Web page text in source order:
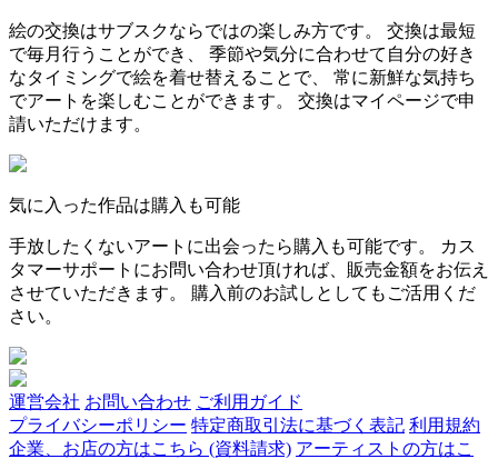
絵の交換はサブスクならではの楽しみ方です。 交換は最短
で毎月行うことができ、 季節や気分に合わせて自分の好き
なタイミングで絵を着せ替えることで、 常に新鮮な気持ち
でアートを楽しむことができます。 交換はマイページで申
請いただけます。
気に入った作品は購入も可能
手放したくないアートに出会ったら購入も可能です。 カス
タマーサポートにお問い合わせ頂ければ、販売金額をお伝え
させていただきます。 購入前のお試しとしてもご活用くだ
さい。
運営会社 お問い合わせ ご利用ガイド
プライバシーポリシー 特定商取引法に基づく表記 利用規約
企業、お店の方はこちら (資料請求) アーティストの方はこ